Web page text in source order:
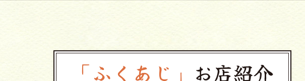
「ふくあじ」 お店紹介